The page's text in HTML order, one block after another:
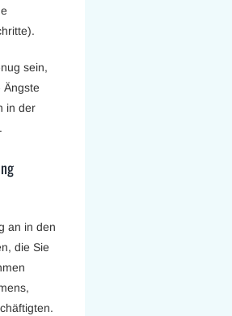
sein,
Ängste
in der
an in den
die Sie